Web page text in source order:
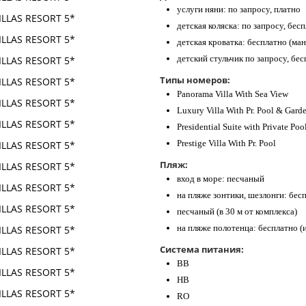
услуги няни: по запросу, платно
детская коляска: по запросу,
детская кроватка: бесплатно
детский стульчик по запросу,
Типы номеров:
Panorama Villa With Sea View
Luxury Villa With Pr. Pool &
Presidential Suite with Private
Prestige Villa With Pr. Pool
Пляж:
вход в море: песчаный
на пляже зонтики, шезлонги:
песчаный (в 30 м от комплекса)
на пляже полотенца: бесплатно
Система питания:
BB
HB
RO